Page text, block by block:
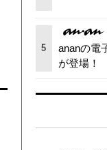
5
ananの電
が登場！